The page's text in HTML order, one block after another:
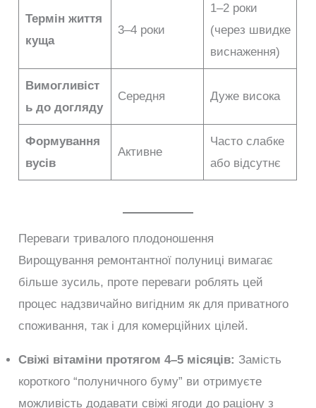
Термін життя
куща
3–4 роки
1–2 роки
(через швидке
виснаження)
Вимогливіст
ь до догляду
Середня Дуже висока
Формування
вусів
Активне
Часто слабке
або відсутнє
Переваги тривалого плодоношення
Вирощування ремонтантної полуниці вимагає
більше зусиль, проте переваги роблять цей
процес надзвичайно вигідним як для приватного
споживання, так і для комерційних цілей.
Свіжі вітаміни протягом 4–5 місяців: Замість
короткого “полуничного буму” ви отримуєте
можливість додавати свіжі ягоди до раціону з